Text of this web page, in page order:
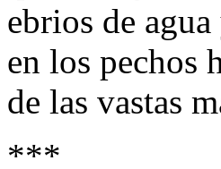
ebrios de
en los pechos
de las vastas
***